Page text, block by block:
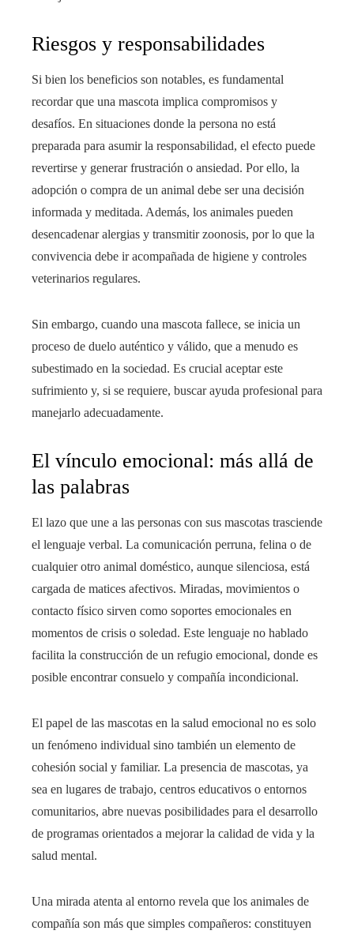
Riesgos y responsabilidades
Si bien los beneficios son notables, es fundamental
recordar que una mascota implica compromisos y
desafíos. En situaciones donde la persona no está
preparada para asumir la responsabilidad, el efecto puede
revertirse y generar frustración o ansiedad. Por ello, la
adopción o compra de un animal debe ser una decisión
informada y meditada. Además, los animales pueden
desencadenar alergias y transmitir zoonosis, por lo que la
convivencia debe ir acompañada de higiene y controles
veterinarios regulares.
Sin embargo, cuando una mascota fallece, se inicia un
proceso de duelo auténtico y válido, que a menudo es
subestimado en la sociedad. Es crucial aceptar este
sufrimiento y, si se requiere, buscar ayuda profesional para
manejarlo adecuadamente.
El vínculo emocional: más allá de
las palabras
El lazo que une a las personas con sus mascotas trasciende
el lenguaje verbal. La comunicación perruna, felina o de
cualquier otro animal doméstico, aunque silenciosa, está
cargada de matices afectivos. Miradas, movimientos o
contacto físico sirven como soportes emocionales en
momentos de crisis o soledad. Este lenguaje no hablado
facilita la construcción de un refugio emocional, donde es
posible encontrar consuelo y compañía incondicional.
El papel de las mascotas en la salud emocional no es solo
un fenómeno individual sino también un elemento de
cohesión social y familiar. La presencia de mascotas, ya
sea en lugares de trabajo, centros educativos o entornos
comunitarios, abre nuevas posibilidades para el desarrollo
de programas orientados a mejorar la calidad de vida y la
salud mental.
Una mirada atenta al entorno revela que los animales de
compañía son más que simples compañeros: constituyen